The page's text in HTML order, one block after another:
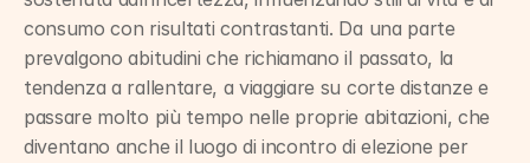
consumo con risultati contrastanti. Da una parte
prevalgono abitudini che richiamano il passato, la
tendenza a rallentare, a viaggiare su corte distanze e
passare molto più tempo nelle proprie abitazioni, che
diventano anche il luogo di incontro di elezione per